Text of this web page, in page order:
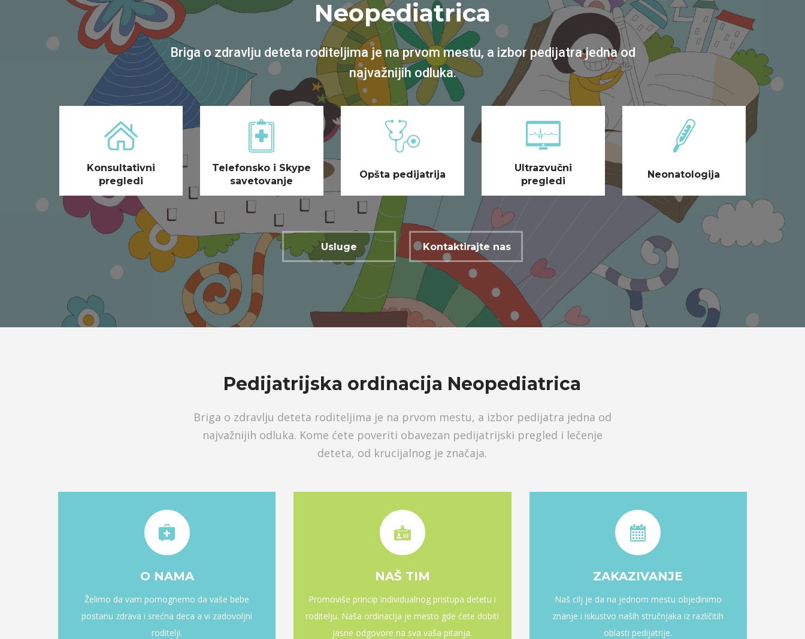
Neopediatrica
Briga o zdravlju deteta roditeljima je na prvom mestu, a izbor pedijatra jedna od
najvažnijih odluka.
Usluge
Konsultativni
pregledi
Telefonsko i Skype
savetovanje
Opšta pedijatrija
Ultrazvučni
pregledi
Neonatologija
Kontaktirajte nas
Pedijatrijska ordinacija Neopediatrica
Briga o zdravlju deteta roditeljima je na prvom mestu, a izbor pedijatra jedna od
najvažnijih odluka. Kome ćete poveriti obavezan pedijatrijski pregled i lečenje
deteta, od krucijalnog je značaja.
O NAMA
Želimo da vam pomognemo da vaše bebe
postanu zdrava i srećna deca a vi zadovoljni
roditelji.
NAŠ TIM
Promoviše princip individualnog pristupa detetu i
roditelju. Naša ordinacija je mesto gde ćete dobiti
jasne odgovore na sva vaša pitanja.
ZAKAZIVANJE
Naš cilj je da na jednom mestu objedinimo
znanje i iskustvo naših stručnjaka iz različitih
oblasti pedijatrije.